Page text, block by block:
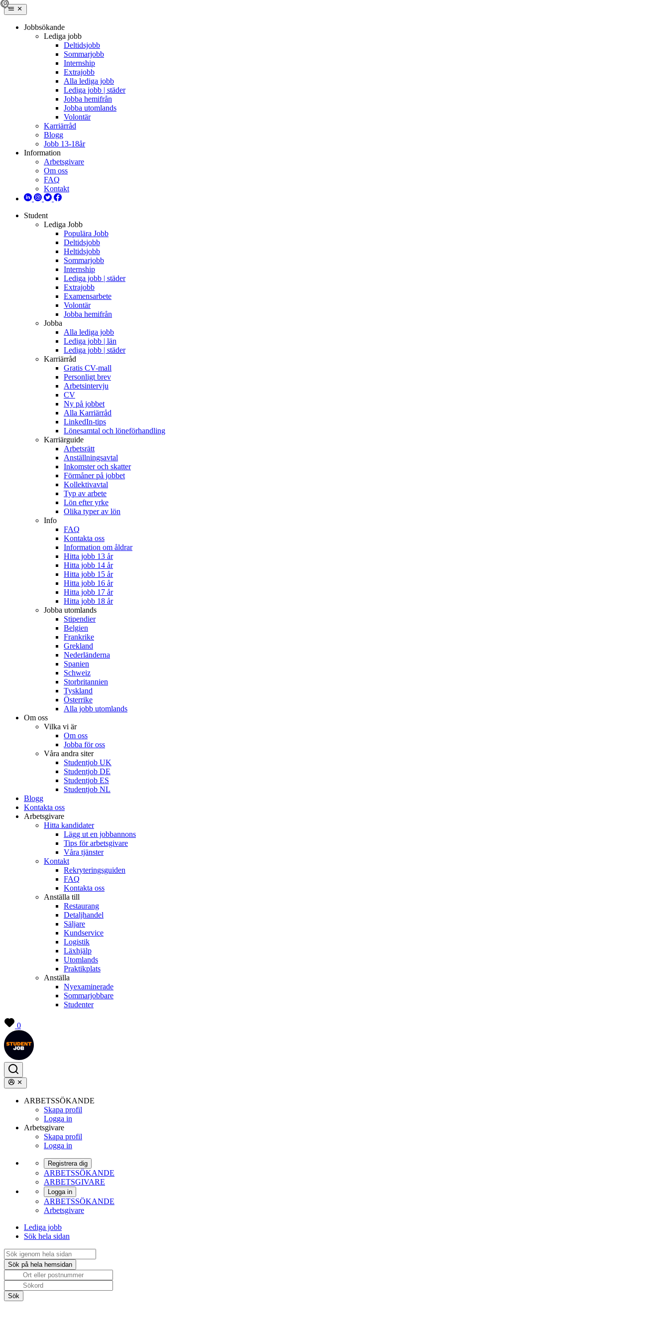
Jobbsökande
Lediga jobb
Deltidsjobb
Sommarjobb
Internship
Extrajobb
Alla lediga jobb
Lediga jobb | städer
Jobba hemifrån
Jobba utomlands
Volontär
Karriärråd
Blogg
Jobb 13-18år
Information
Arbetsgivare
Om oss
FAQ
Kontakt
Student
Lediga Jobb
Populära Jobb
Deltidsjobb
Heltidsjobb
Sommarjobb
Internship
Lediga jobb | städer
Extrajobb
Examensarbete
Volontär
Jobba hemifrån
Jobba
Alla lediga jobb
Lediga jobb | län
Lediga jobb | städer
Karriärråd
Gratis CV-mall
Personligt brev
Arbetsintervju
CV
Ny på jobbet
Alla Karriärråd
LinkedIn-tips
Lönesamtal och löneförhandling
Karriärguide
Arbetsrätt
Anställningsavtal
Inkomster och skatter
Förmåner på jobbet
Kollektivavtal
Typ av arbete
Lön efter yrke
Olika typer av lön
Info
FAQ
Kontakta oss
Information om åldrar
Hitta jobb 13 år
Hitta jobb 14 år
Hitta jobb 15 år
Hitta jobb 16 år
Hitta jobb 17 år
Hitta jobb 18 år
Jobba utomlands
Stipendier
Belgien
Frankrike
Grekland
Nederländerna
Spanien
Schweiz
Storbritannien
Tyskland
Österrike
Alla jobb utomlands
Om oss
Vilka vi är
Om oss
Jobba för oss
Våra andra siter
Studentjob UK
Studentjob DE
Studentjob ES
Studentjob NL
Blogg
Kontakta oss
Arbetsgivare
Hitta kandidater
Lägg ut en jobbannons
Tips för arbetsgivare
Våra tjänster
Kontakt
Rekryteringsguiden
FAQ
Kontakta oss
Anställa till
Restaurang
Detaljhandel
Säljare
Kundservice
Logistik
Läxhjälp
Utomlands
Praktikplats
Anställa
Nyexaminerade
Sommarjobbare
Studenter
0
ARBETSSÖKANDE
Skapa profil
Logga in
Arbetsgivare
Skapa profil
Logga in
Registrera dig
ARBETSSÖKANDE
ARBETSGIVARE
Logga in
ARBETSSÖKANDE
Arbetsgivare
Lediga jobb
Sök hela sidan